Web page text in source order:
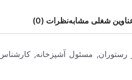
مشابهنظرات (0)
آشپزخانه, کارشناس طبخ غذا,